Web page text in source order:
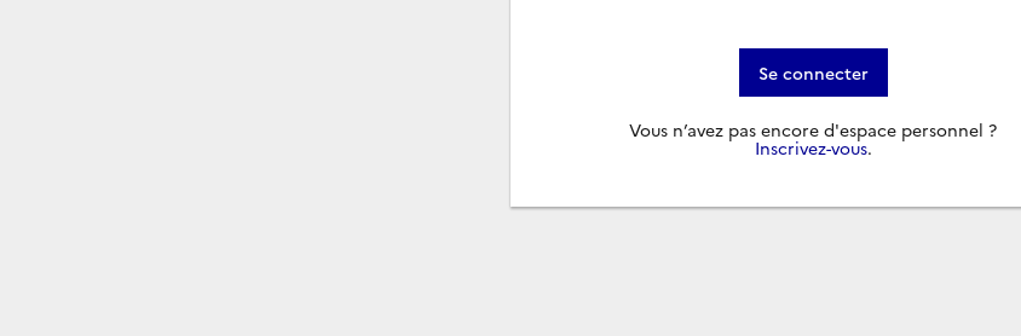
Se connecter
Vous n’avez pas encore d'espace personnel ?
Inscrivez-vous.